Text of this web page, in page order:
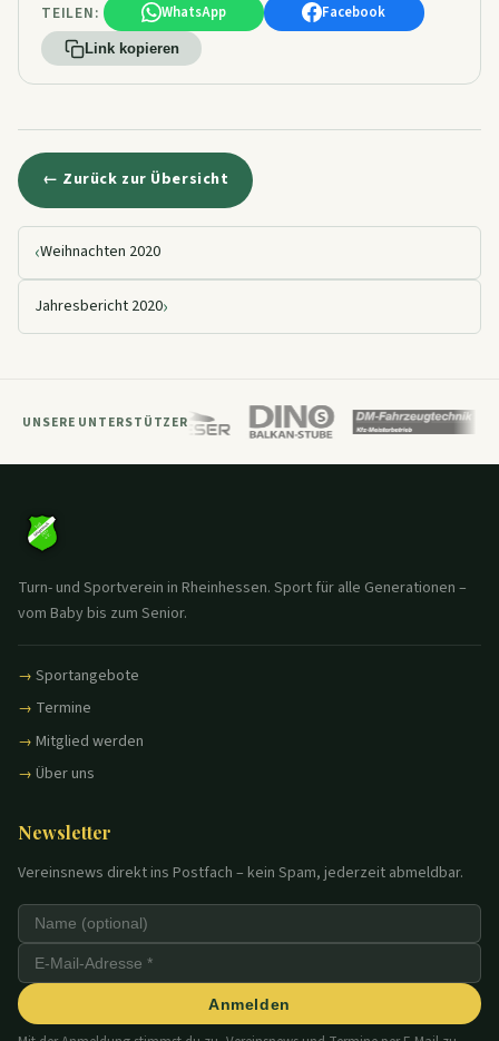
TEILEN: WhatsApp Facebook
Link kopieren
← Zurück zur Übersicht
‹Weihnachten 2020
Jahresbericht 2020›
UNSERE UNTERSTÜTZER
Turn- und Sportverein in Rheinhessen. Sport für alle Generationen –
vom Baby bis zum Senior.
Sportangebote
Termine
Mitglied werden
Über uns
Newsletter
Vereinsnews direkt ins Postfach – kein Spam, jederzeit abmeldbar.
Anmelden